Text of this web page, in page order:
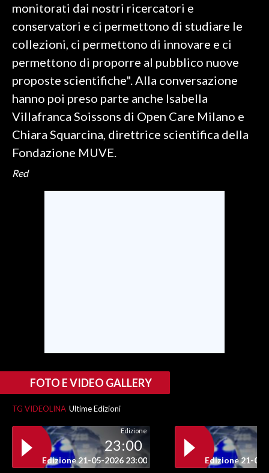
monitorati dai nostri ricercatori e
conservatori e ci permettono di studiare le
collezioni, ci permettono di innovare e ci
permettono di proporre al pubblico nuove
proposte scientifiche". Alla conversazione
hanno poi preso parte anche Isabella
Villafranca Soissons di Open Care Milano e
Chiara Squarcina, direttrice scientifica della
Fondazione MUVE.
Red
FOTO E VIDEO GALLERY
TG VIDEOLINA Ultime Edizioni
Edizione
23:00
Edizione 21-05-2026 23:00 Edizione 21-05-